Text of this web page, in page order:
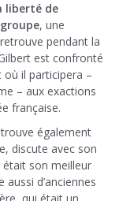
liberté de
, une
pendant la
est confronté
où il participera –
– aux exactions
française.
également
discute avec son
son meilleur
d’anciennes